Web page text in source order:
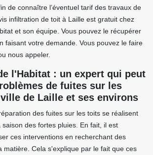
de connaître l’éventuel tarif des travaux de
infiltration de toit à Laille est gratuit chez
et son équipe. Vous pouvez le récupérer
faisant votre demande. Vous pouvez le faire
nous appeler.
l'Habitat : un expert qui peut
de fuites sur les
de Laille et ses environs
des fuites sur les toits se réalisent
des fortes pluies. En fait, il est
ces interventions en recherchant des
matière. Cela s'explique par le fait que ces